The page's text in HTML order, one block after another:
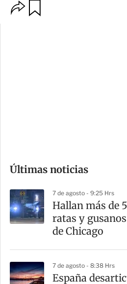
p
m
a
r
t
Últimas noticias
7 de agosto - 9:25 Hrs
Hallan más de
ratas y
de Chicago
7 de agosto - 8:38 Hrs
España